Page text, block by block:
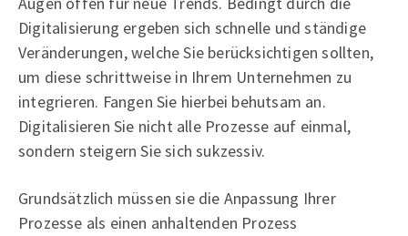
Digitalisierung ergeben sich schnelle und ständige
Veränderungen, welche Sie berücksichtigen sollten,
um diese schrittweise in Ihrem Unternehmen zu
integrieren. Fangen Sie hierbei behutsam an.
Digitalisieren Sie nicht alle Prozesse auf einmal,
sondern steigern Sie sich sukzessiv.
Grundsätzlich müssen sie die Anpassung Ihrer
Prozesse als einen anhaltenden Prozess